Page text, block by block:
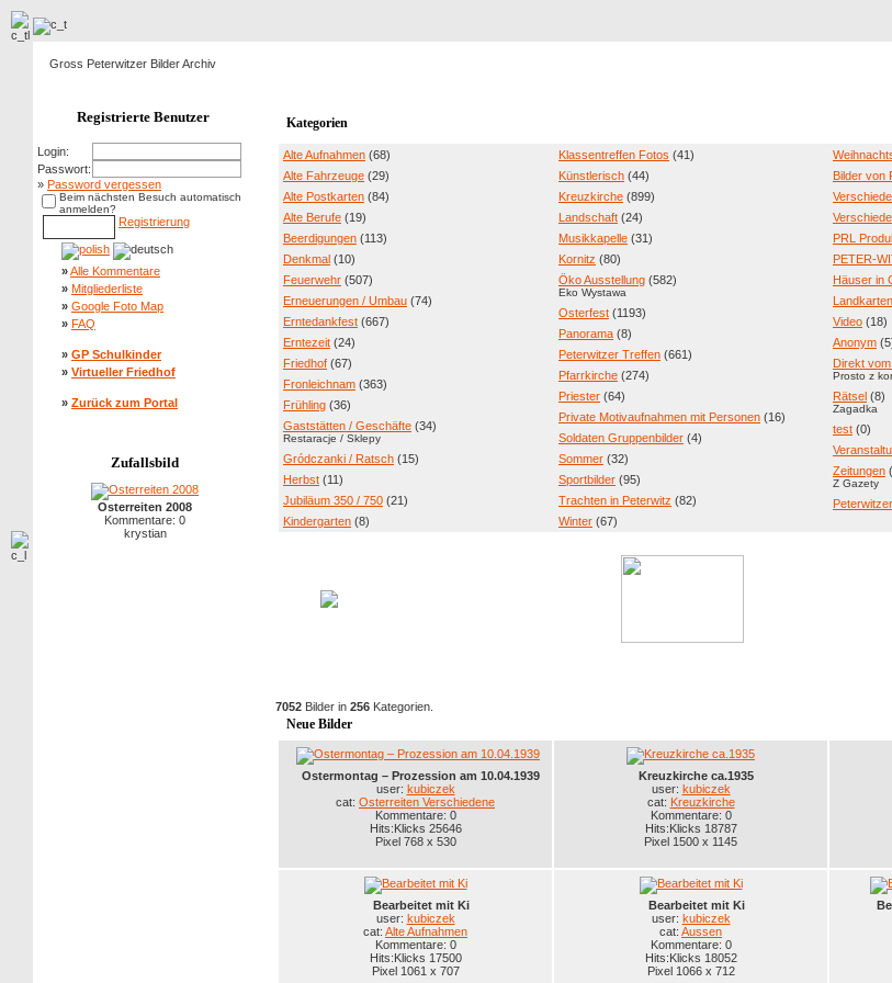
Gross Peterwitzer Bilder Archiv
Registrierte Benutzer
Login:
Passwort:
» Password vergessen
Beim nächsten Besuch automatisch
anmelden?
Registrierung
»Alle Kommentare
» Mitgliederliste
» Google Foto Map
» FAQ
» GP Schulkinder
» Virtueller Friedhof
» Zurück zum Portal
Zufallsbild
Osterreiten 2008
Kommentare: 0
krystian
Kategorien
Alte Aufnahmen (68)
Alte Fahrzeuge (29)
Alte Postkarten (84)
Alte Berufe (19)
Beerdigungen (113)
Denkmal (10)
Feuerwehr (507)
Erneuerungen / Umbau (74)
Erntedankfest (667)
Erntezeit (24)
Friedhof (67)
Fronleichnam (363)
Frühling (36)
Gaststätten / Geschäfte (34)
Restaracje / Sklepy
Gródczanki / Ratsch (15)
Herbst (11)
Jubiläum 350 / 750 (21)
Kindergarten (8)
Klassentreffen Fotos (41)
Künstlerisch (44)
Kreuzkirche (899)
Landschaft (24)
Musikkapelle (31)
Kornitz (80)
Öko Ausstellung (582)
Eko Wystawa
Osterfest (1193)
Panorama (8)
Peterwitzer Treffen (661)
Pfarrkirche (274)
Priester (64)
Private Motivaufnahmen mit Personen (16)
Soldaten Gruppenbilder (4)
Sommer (32)
Sportbilder (95)
Trachten in Peterwitz (82)
Winter (67)
Bilder von
PRL
PETER-
Häuser in
Landkarten
Video (18)
Anonym
Direkt
Prosto z
Rätsel (8)
Zagadka
test (0)
Zeitungen
Z Gazety
7052 Bilder in 256 Kategorien.
Neue Bilder
Ostermontag – Prozession am 10.04.1939
user: kubiczek
cat: Osterreiten Verschiedene
Kommentare: 0
Hits:Klicks 25646
Pixel 768 x 530
Kreuzkirche ca.1935
user: kubiczek
cat: Kreuzkirche
Kommentare: 0
Hits:Klicks 18787
Pixel 1500 x 1145
Bearbeitet mit Ki
user: kubiczek
cat: Alte Aufnahmen
Kommentare: 0
Hits:Klicks 17500
Pixel 1061 x 707
Bearbeitet mit Ki
user: kubiczek
cat: Aussen
Kommentare: 0
Hits:Klicks 18052
Pixel 1066 x 712